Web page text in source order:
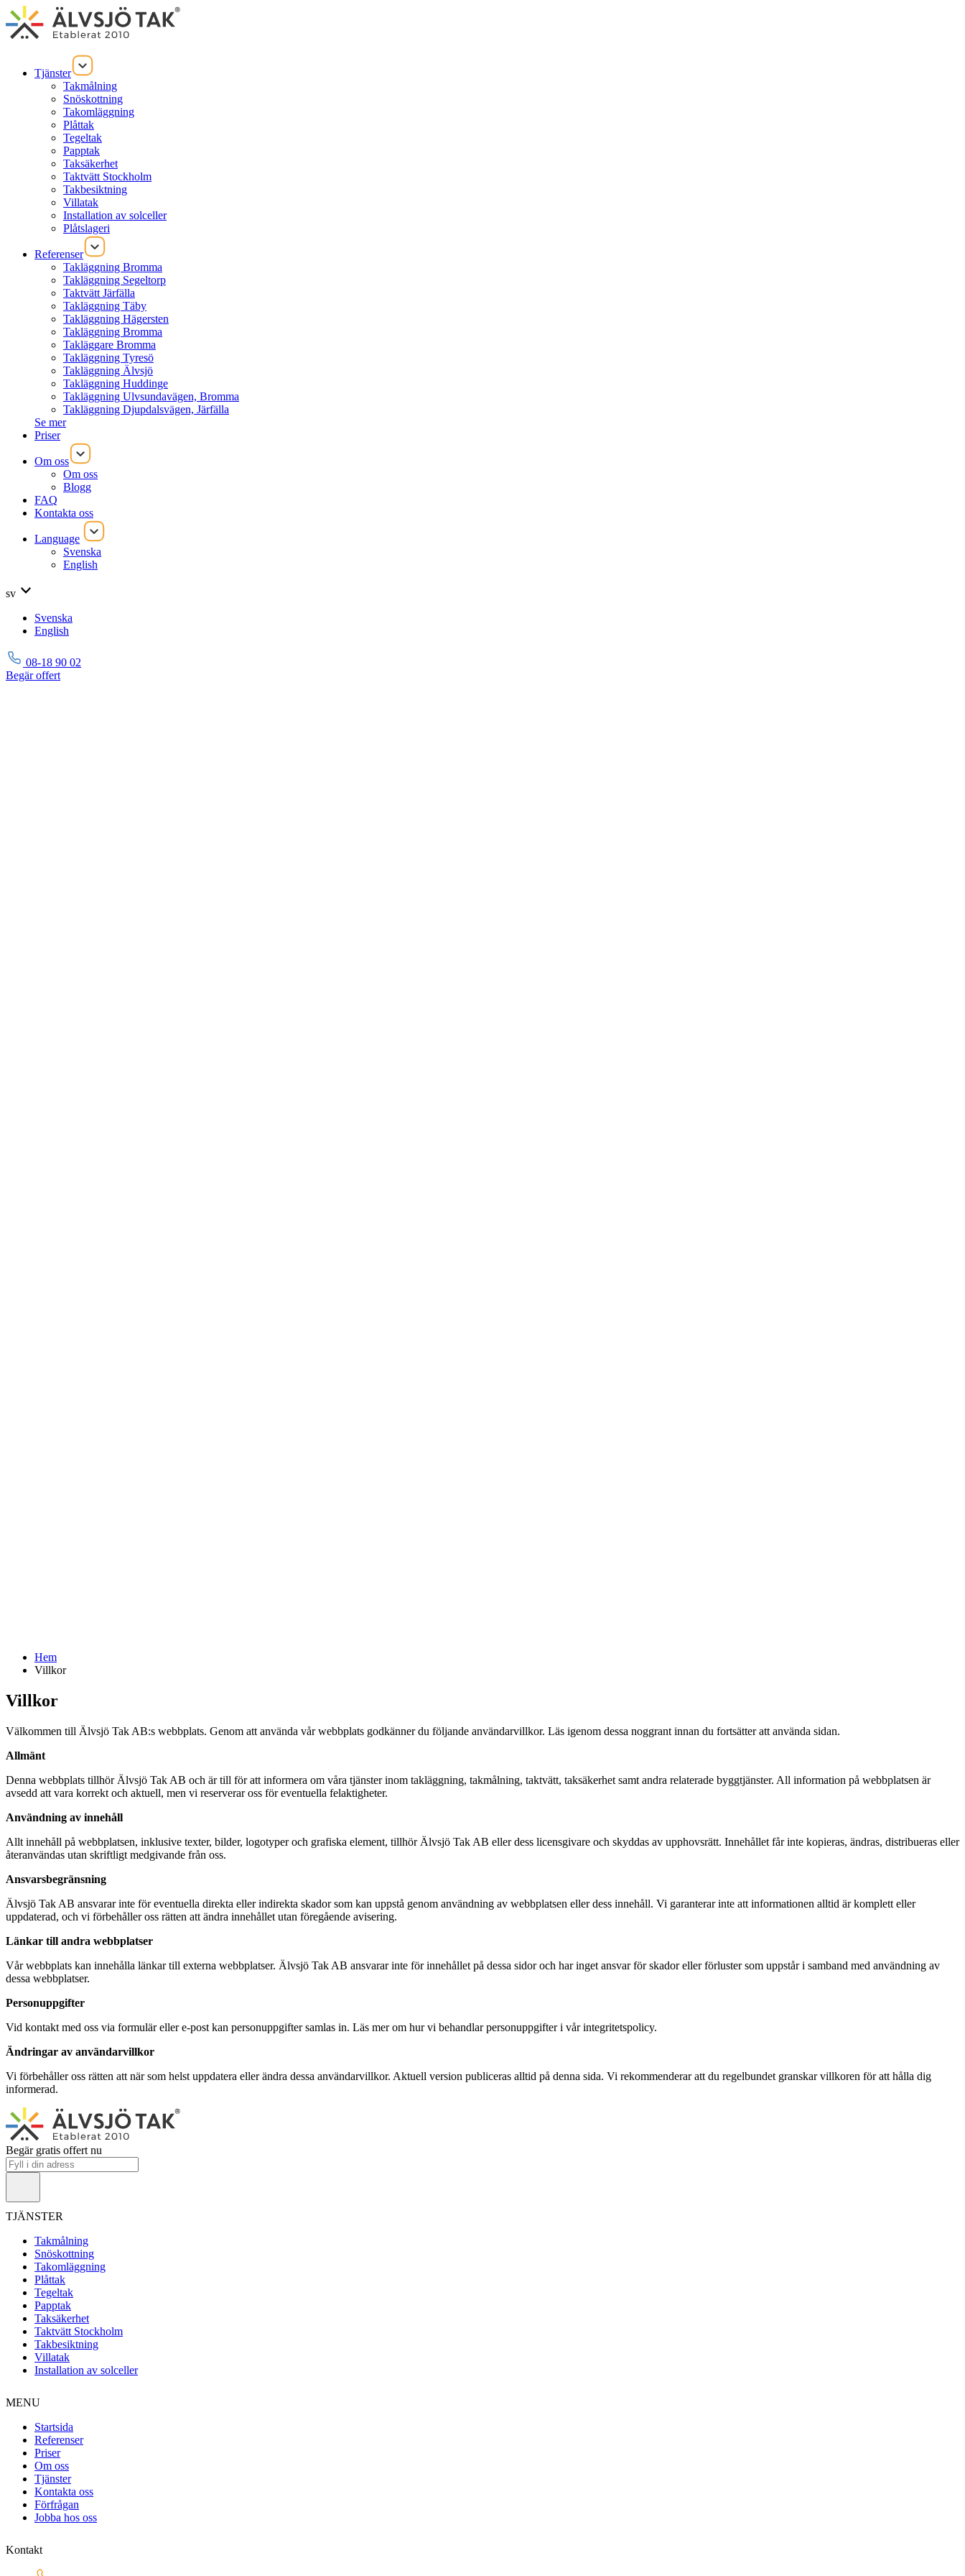
Tjänster
Takmålning
Snöskottning
Takomläggning
Plåttak
Tegeltak
Papptak
Taksäkerhet
Taktvätt Stockholm
Takbesiktning
Villatak
Installation av solceller
Plåtslageri
Referenser
Takläggning Bromma
Takläggning Segeltorp
Taktvätt Järfälla
Takläggning Täby
Takläggning Hägersten
Takläggning Bromma
Takläggare Bromma
Takläggning Tyresö
Takläggning Älvsjö
Takläggning Huddinge
Takläggning Ulvsundavägen, Bromma
Takläggning Djupdalsvägen, Järfälla
Se mer
Priser
Om oss
Om oss
Blogg
FAQ
Kontakta oss
Language
Svenska
English
sv
Svenska
English
08-18 90 02
Begäroffert
Hem
Villkor
Villkor
Välkommen till Älvsjö Tak AB:s webbplats. Genom att använda vår webbplats godkänner du följande användarvillkor. Läs igenom dessa noggrant innan du fortsätter att använda sidan.
Allmänt
Denna webbplats tillhör Älvsjö Tak AB och är till för att informera om våra tjänster inom takläggning, takmålning, taktvätt, taksäkerhet samt andra relaterade byggtjänster. All information på webbplatsen är
avsedd att vara korrekt och aktuell, men vi reserverar oss för eventuella felaktigheter.
Användning av innehåll
Allt innehåll på webbplatsen, inklusive texter, bilder, logotyper och grafiska element, tillhör Älvsjö Tak AB eller dess licensgivare och skyddas av upphovsrätt. Innehållet får inte kopieras, ändras, distribueras eller
återanvändas utan skriftligt medgivande från oss.
Ansvarsbegränsning
Älvsjö Tak AB ansvarar inte för eventuella direkta eller indirekta skador som kan uppstå genom användning av webbplatsen eller dess innehåll. Vi garanterar inte att informationen alltid är komplett eller
uppdaterad, och vi förbehåller oss rätten att ändra innehållet utan föregående avisering.
Länkar till andra webbplatser
Vår webbplats kan innehålla länkar till externa webbplatser. Älvsjö Tak AB ansvarar inte för innehållet på dessa sidor och har inget ansvar för skador eller förluster som uppstår i samband med användning av
dessa webbplatser.
Personuppgifter
Vid kontakt med oss via formulär eller e-post kan personuppgifter samlas in. Läs mer om hur vi behandlar personuppgifter i vår integritetspolicy.
Ändringar av användarvillkor
Vi förbehåller oss rätten att när som helst uppdatera eller ändra dessa användarvillkor. Aktuell version publiceras alltid på denna sida. Vi rekommenderar att du regelbundet granskar villkoren för att hålla dig
informerad.
Begär gratis offert nu
TJÄNSTER
Takmålning
Snöskottning
Takomläggning
Plåttak
Tegeltak
Papptak
Taksäkerhet
Taktvätt Stockholm
Takbesiktning
Villatak
Installation av solceller
MENU
Startsida
Referenser
Priser
Om oss
Tjänster
Kontakta oss
Förfrågan
Jobba hos oss
Kontakt